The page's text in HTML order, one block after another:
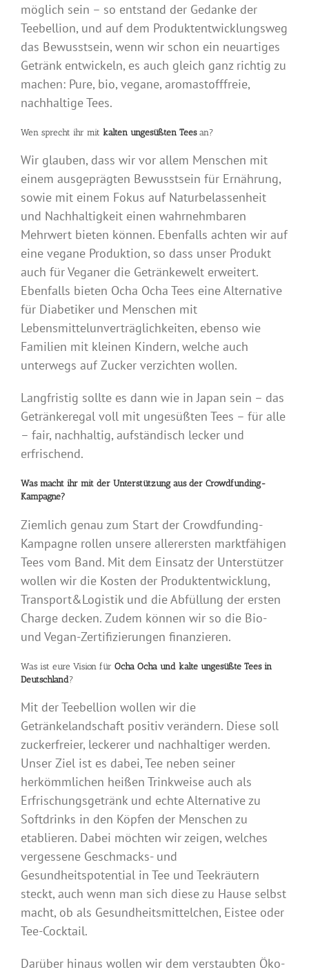
möglich sein – so entstand der Gedanke der
Teebellion, und auf dem Produktentwicklungsweg
das Bewusstsein, wenn wir schon ein neuartiges
Getränk entwickeln, es auch gleich ganz richtig zu
machen: Pure, bio, vegane, aromastofffreie,
nachhaltige Tees.
Wen sprecht ihr mit kalten ungesüßten Teesan?
Wir glauben, dass wir vor allem Menschen mit
einem ausgeprägten Bewusstsein für Ernährung,
sowie mit einem Fokus auf Naturbelassenheit
und Nachhaltigkeit einen wahrnehmbaren
Mehrwert bieten können. Ebenfalls achten wir auf
eine vegane Produktion, so dass unser Produkt
auch für Veganer die Getränkewelt erweitert.
Ebenfalls bieten Ocha Ocha Tees eine Alternative
für Diabetiker und Menschen mit
Lebensmittelunverträglichkeiten, ebenso wie
Familien mit kleinen Kindern, welche auch
unterwegs auf Zucker verzichten wollen.
Langfristig sollte es dann wie in Japan sein – das
Getränkeregal voll mit ungesüßten Tees – für alle
– fair, nachhaltig, aufständisch lecker und
erfrischend.
Was macht ihr mit der Unterstützung aus der Crowdfunding-
Kampagne?
Ziemlich genau zum Start der Crowdfunding-
Kampagne rollen unsere allerersten marktfähigen
Tees vom Band. Mit dem Einsatz der Unterstützer
wollen wir die Kosten der Produktentwicklung,
Transport&Logistik und die Abfüllung der ersten
Charge decken. Zudem können wir so die Bio-
und Vegan-Zertifizierungen finanzieren.
Was ist eure Vision für Ocha Ocha und kalte ungesüßte Tees in
Deutschland?
Mit der Teebellion wollen wir die
Getränkelandschaft positiv verändern. Diese soll
zuckerfreier, leckerer und nachhaltiger werden.
Unser Ziel ist es dabei, Tee neben seiner
herkömmlichen heißen Trinkweise auch als
Erfrischungsgetränk und echte Alternative zu
Softdrinks in den Köpfen der Menschen zu
etablieren. Dabei möchten wir zeigen, welches
vergessene Geschmacks- und
Gesundheitspotential in Tee und Teekräutern
steckt, auch wenn man sich diese zu Hause selbst
macht, ob als Gesundheitsmittelchen, Eistee oder
Tee-Cocktail.
Darüber hinaus wollen wir dem verstaubten Öko-